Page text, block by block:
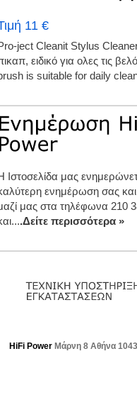
11 €
ject Cleanit Stylus
ειδικό για ολες τις
is suitable for daily
Ιστοσελίδα μας
ενημέρωση σας
μας στα τηλέφωνα 210
.Δείτε περισσότερα »
HiFi Power Μάρνη 8 Αθήνα